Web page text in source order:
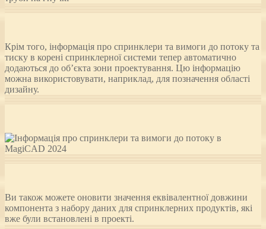
Крім того, інформація про спринклери та вимоги до потоку та
тиску в корені спринклерної системи тепер автоматично
додаються до об’єкта зони проектування. Цю інформацію
можна використовувати, наприклад, для позначення області
дизайну.
Ви також можете оновити значення еквівалентної довжини
компонента з набору даних для спринклерних продуктів, які
вже були встановлені в проекті.